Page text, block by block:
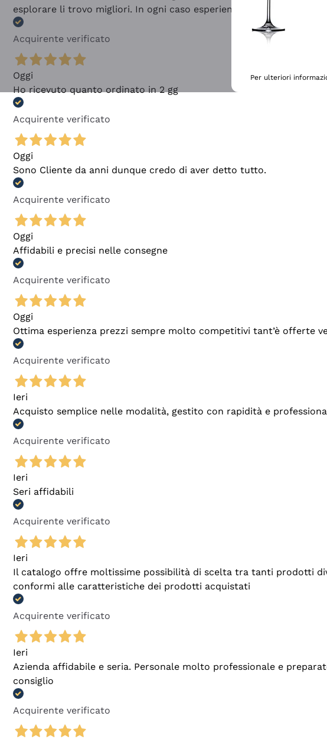
esplorare li trovo migliori. In ogni caso esperienza buona e lo
Acquirente verificato
Oggi
Ho ricevuto quanto ordinato in 2 gg
Acquirente verificato
Oggi
Sono Cliente da anni dunque credo di aver detto tutto.
Acquirente verificato
Oggi
Affidabili e precisi nelle consegne
Acquirente verificato
Oggi
Ottima esperienza prezzi sempre molto competitivi tant’è offerte
Acquirente verificato
Ieri
Acquisto semplice nelle modalità, gestito con rapidità e
Acquirente verificato
Ieri
Seri affidabili
Acquirente verificato
Ieri
Il catalogo offre moltissime possibilità di scelta tra tanti prodotti
conformi alle caratteristiche dei prodotti acquistati
Acquirente verificato
Ieri
Azienda affidabile e seria. Personale molto professionale e
consiglio
Acquirente verificato
Per ulteriori